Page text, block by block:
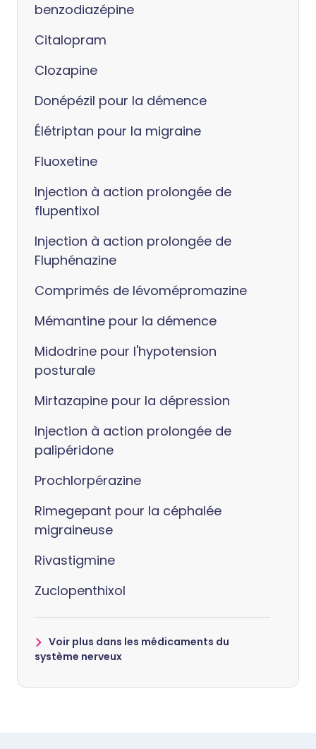
benzodiazépine
Citalopram
Clozapine
Donépézil pour la démence
Élétriptan pour la migraine
Fluoxetine
Injection à action prolongée de
flupentixol
Injection à action prolongée de
Fluphénazine
Comprimés de lévomépromazine
Mémantine pour la démence
Midodrine pour l'hypotension
posturale
Mirtazapine pour la dépression
Injection à action prolongée de
palipéridone
Prochlorpérazine
Rimegepant pour la céphalée
migraineuse
Rivastigmine
Zuclopenthixol
Voir plus dans les médicaments du
système nerveux